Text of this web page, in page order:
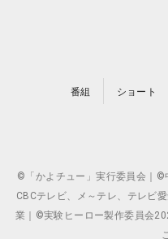
番組 ショート
©「かよチュー」実行委員会｜©
CBCテレビ、メ～テレ、テレビ
業｜©実験ヒーロー製作委員会